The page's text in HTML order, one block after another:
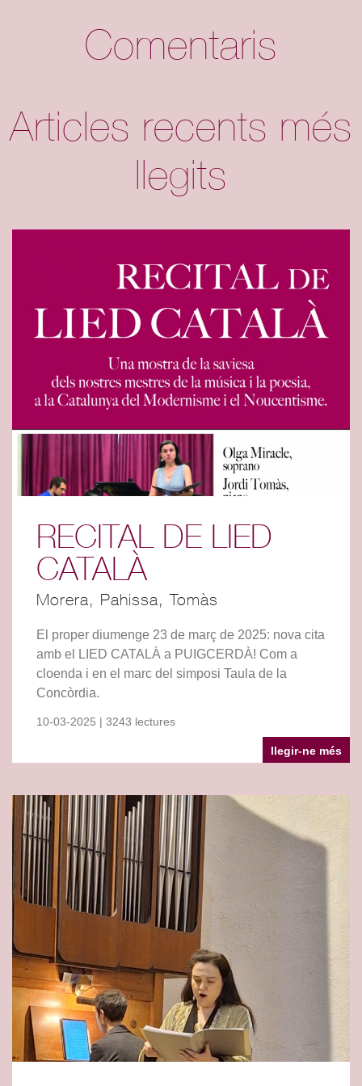
Comentaris
Articles recents més
llegits
RECITAL DE LIED
CATALÀ
Morera, Pahissa, Tomàs
El proper diumenge 23 de març de 2025: nova cita
amb el LIED CATALÀ a PUIGCERDÀ! Com a
cloenda i en el marc del simposi Taula de la
Concòrdia.
10-03-2025 | 3243 lectures
llegir-ne més